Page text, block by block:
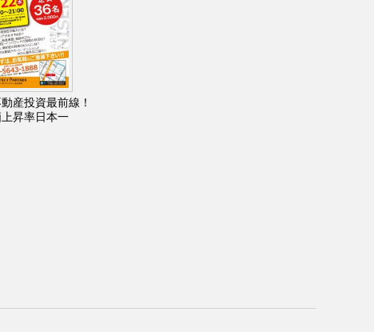
産投資最前線！
昇率日本一